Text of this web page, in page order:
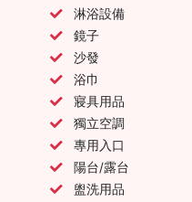
淋浴設備
鏡子
沙發
浴巾
寢具用品
獨立空調
專用入口
陽台/露台
盥洗用品